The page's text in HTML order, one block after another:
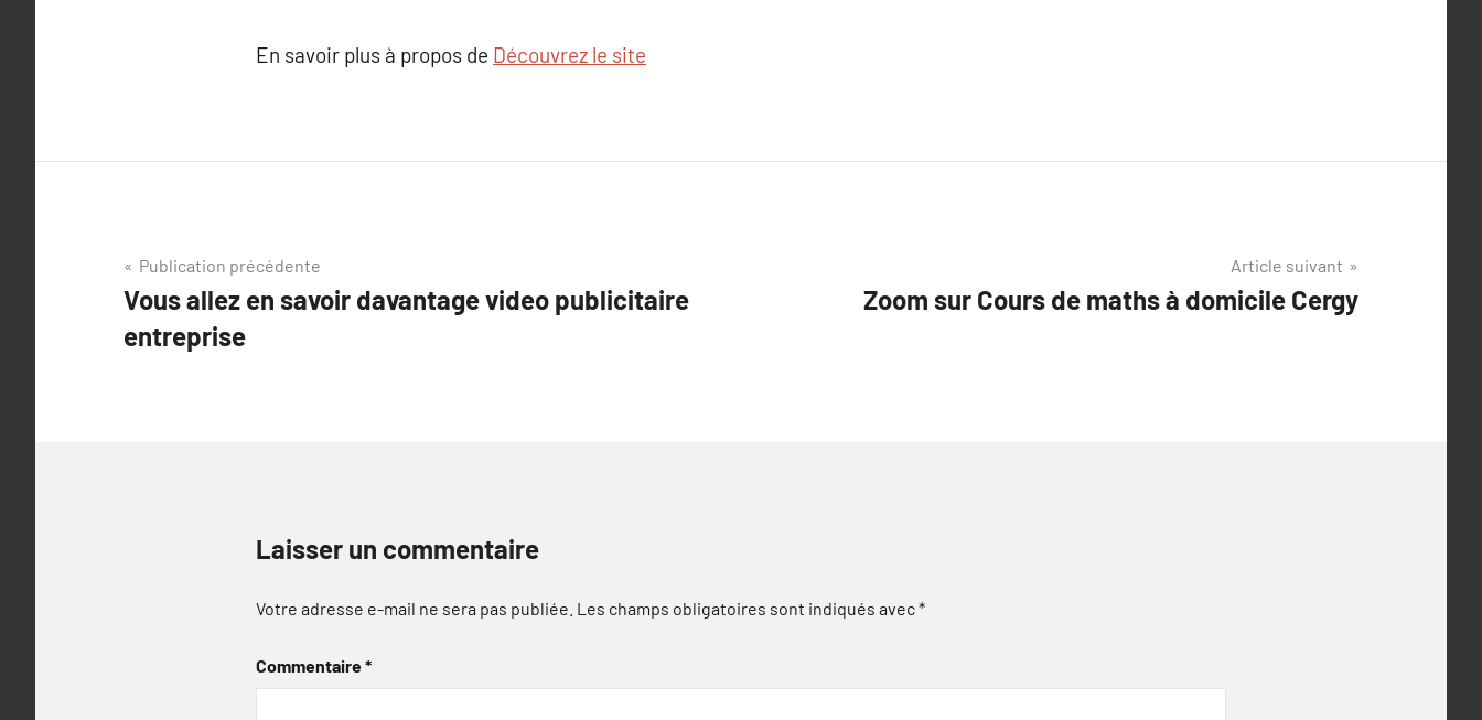
En savoir plus à propos de Découvrez le site
Navigation
de
l’article
Publication précédente
Vous allez en savoir davantage video publicitaire
entreprise
Article suivant
Zoom sur Cours de maths à domicile Cergy
Laisser un commentaire
Votre adresse e-mail ne sera pas publiée. Les champs obligatoires sont indiqués avec*
Commentaire*